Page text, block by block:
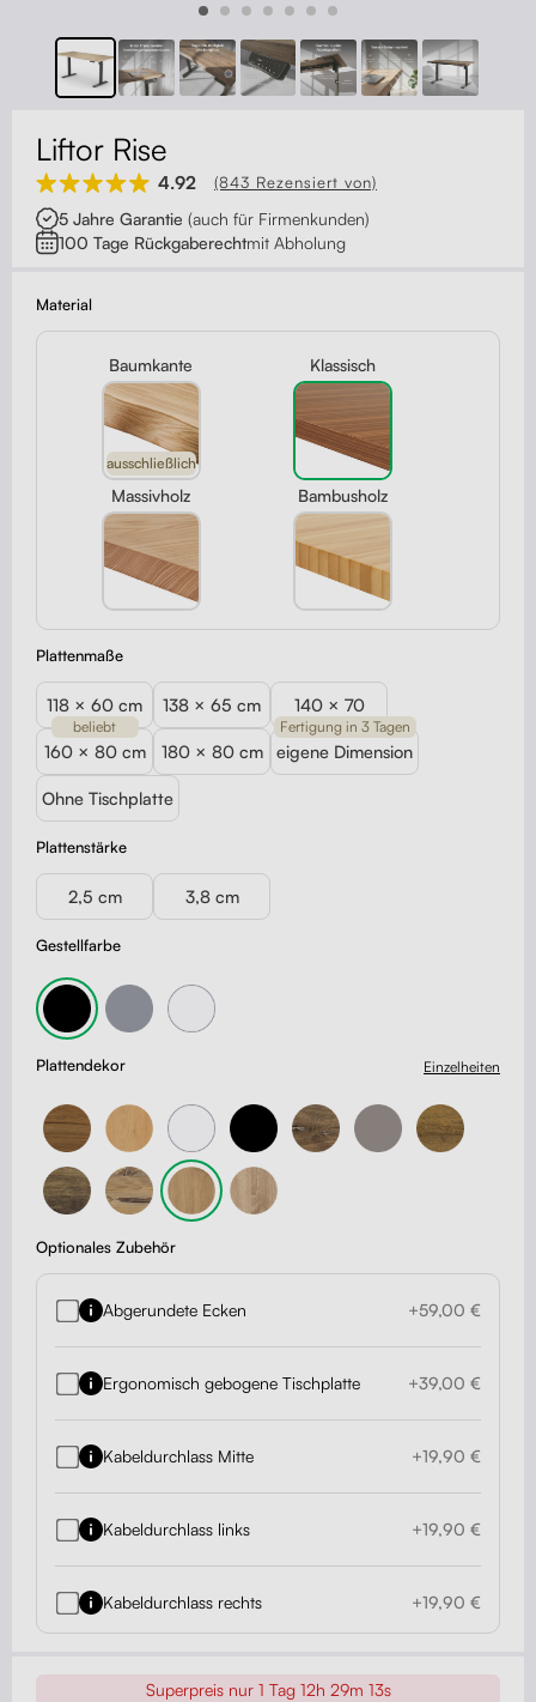
Kabelmanagement
Monitorständer
Tischtrennwände
Rückenlehnen
Kontakt
Liftor Rise
4.92 (843 Rezensiert von)
5 Jahre Garantie (auch für Firmenkunden)
100 Tage Rückgaberechtmit Abholung
Material
Baumkante
ausschließlich
Klassisch
Massivholz Bambusholz
Gestellfarbe
Plattenstärke
2,5 cm 3,8 cm
Plattenmaße
118 × 60 cm 138 × 65 cm 140 × 70
160 × 80 cm
beliebt
180 × 80 cm eigene Dimension
Fertigung in 3 Tagen
Ohne Tischplatte
Plattendekor Einzelheiten
Optionales Zubehör
Abgerundete Ecken +59,00 €
Ergonomisch gebogene Tischplatte +39,00 €
Kabeldurchlass Mitte +19,90 €
Kabeldurchlass links +19,90 €
Kabeldurchlass rechts +19,90 €
Superpreis nur1 Tag 12h 29m 11s